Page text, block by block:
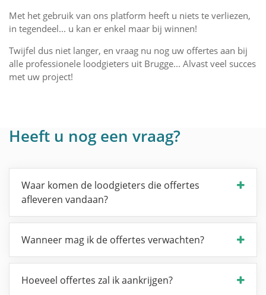
Met het gebruik van ons platform heeft u niets te verliezen,
in tegendeel... u kan er enkel maar bij winnen!
Twijfel dus niet langer, en vraag nu nog uw offertes aan bij
alle professionele loodgieters uit Brugge... Alvast veel succes
met uw project!
Heeft u nog een vraag?
Waar komen de loodgieters die offertes
afleveren vandaan?
Wanneer mag ik de offertes verwachten?
Hoeveel offertes zal ik aankrijgen?